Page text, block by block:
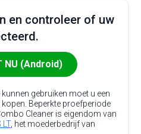
en controleer of uw
NU (Android)
gebruiken moet u een
Beperkte proefperiode
Cleaner is eigendom van
LT, het moederbedrijf van